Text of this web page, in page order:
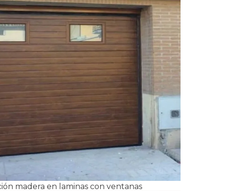
madera en laminas con ventanas